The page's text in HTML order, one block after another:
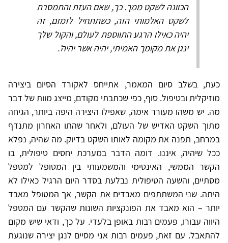
הכוונה לשקט ממך. כך, שאם העזת והתמסרת
לשקט האלמותי הזה, כשתתחיל לזמזם, זה
יהיה כאילו הרגע התווספת לעולם, והקול שלך
ינגן את מקומך האמיתי, יהיה אשר יהיה'.
כעת, בשלב סיום המאמר, אתייחס לאקורד הסיום ביצירה
מוזיקלית ובטיפול. סוף, כפי שכתבתי מקודם, מייצג מוות של דבר
מה. יש משהו מעורר אימה, שאפילו היצירה היפה ביותר, הגיחה
מתוך השקט האדיש של העולם, ולאחר שהתו האחרון מתנדף
במרחב, תפנה את מקומה לאותו השקט בדיוק. מה שהיה, נפלא
ככל שיהיה, איננו. דומה הדבר במערכת יחסים טיפולית, בו
הקשר הממשי, האינטימי והמשמעותי בין המטופל למטפל
מסתיים, והשעה הטיפולית נבלעת בסדר היום הרגיל כאילו לא
היתה. שני המשתתפים מאבדים את הקשר, אך המטופל מאבד
יותר – הוא מאבד את הפונקציות השונות שהקשר עם המטפל
היווה עבורו, פעמים רבות באופן בלעדי. על כך, ודאי שיש מקום
להתאבל. עם זאת, פעמים רבות אני מסיים לנגן יצירה שנוגעת